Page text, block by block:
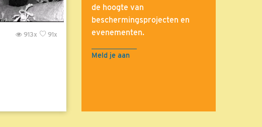
91x
913x
de hoogte van
beschermingsprojecten en
evenementen.
Meld je aan